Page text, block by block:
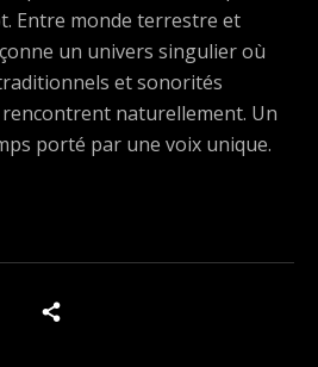
Entre monde terrestre et
un univers singulier où
et sonorités
naturellement. Un
porté par une voix unique.
sociaux